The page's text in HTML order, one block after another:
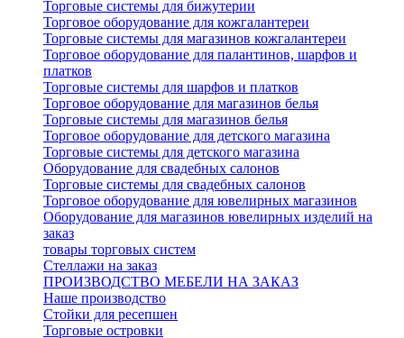
Торговые системы для бижутерии
Торговое оборудование для кожгалантереи
Торговые системы для магазинов кожгалантереи
Торговое оборудование для палантинов, шарфов и
платков
Торговые системы для шарфов и платков
Торговое оборудование для магазинов белья
Торговые системы для магазинов белья
Торговое оборудование для детского магазина
Торговые системы для детского магазина
Оборудование для свадебных салонов
Торговые системы для свадебных салонов
Торговое оборудование для ювелирных магазинов
Оборудование для магазинов ювелирных изделий на
заказ
товары торговых систем
Стеллажи на заказ
ПРОИЗВОДСТВО МЕБЕЛИ НА ЗАКАЗ
Наше производство
Стойки для ресепшен
Торговые островки